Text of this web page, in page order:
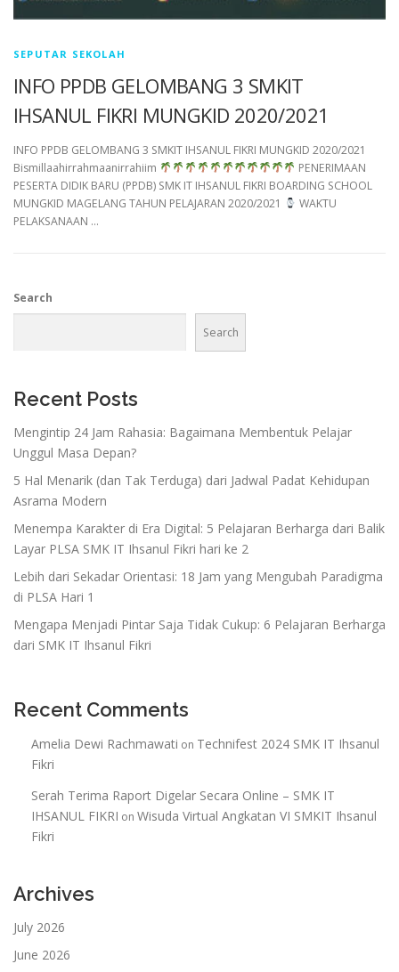
SEPUTAR SEKOLAH
INFO PPDB GELOMBANG 3 SMKIT
IHSANUL FIKRI MUNGKID 2020/2021
INFO PPDB GELOMBANG 3 SMKIT IHSANUL FIKRI MUNGKID 2020/2021
Bismillaahirrahmaanirrahiim
PENERIMAAN
PESERTA DIDIK BARU (PPDB) SMK IT IHSANUL FIKRI BOARDING SCHOOL
MUNGKID MAGELANG TAHUN PELAJARAN 2020/2021
WAKTU
PELAKSANAAN …
Search
Search
Recent Posts
Mengintip 24 Jam Rahasia: Bagaimana Membentuk Pelajar
Unggul Masa Depan?
5 Hal Menarik (dan Tak Terduga) dari Jadwal Padat Kehidupan
Asrama Modern
Menempa Karakter di Era Digital: 5 Pelajaran Berharga dari Balik
Layar PLSA SMK IT Ihsanul Fikri hari ke 2
Lebih dari Sekadar Orientasi: 18 Jam yang Mengubah Paradigma
di PLSA Hari 1
Mengapa Menjadi Pintar Saja Tidak Cukup: 6 Pelajaran Berharga
dari SMK IT Ihsanul Fikri
Recent Comments
Amelia Dewi Rachmawati on Technifest 2024 SMK IT Ihsanul
Fikri
Serah Terima Raport Digelar Secara Online – SMK IT
IHSANUL FIKRI on Wisuda Virtual Angkatan VI SMKIT Ihsanul
Fikri
Archives
July 2026
June 2026